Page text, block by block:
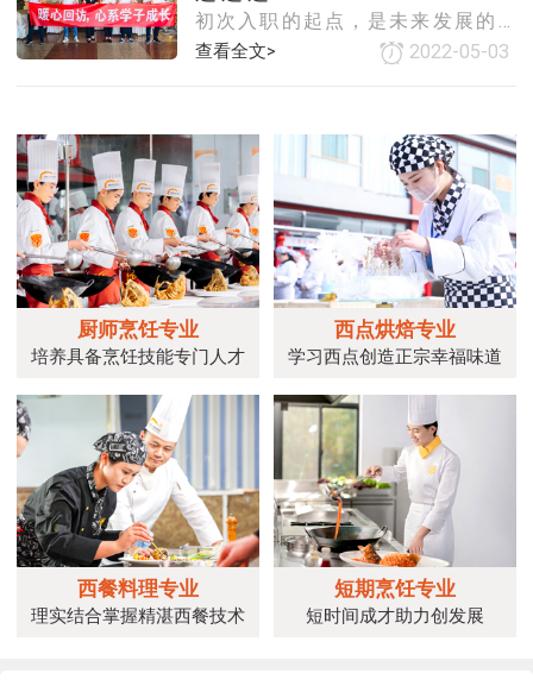
初次入职的起点，是未来发展的重
点，新疆新东方烹饪学校给毕业学子
作问题放在首位，让
2022-05-03
查看全文>
厨师烹饪专业
培养具备烹饪技能专门人才
西点烘焙专业
学习西点创造正宗幸福味道
西餐料理专业
理实结合掌握精湛西餐技术
短期烹饪专业
短时间成才助力创发展